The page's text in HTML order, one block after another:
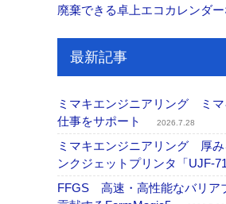
廃棄できる卓上エコカレンダ
最新記事
ミマキエンジニアリング ミマ
仕事をサポート
2026.7.28
ミマキエンジニアリング 厚
ンクジェットプリンタ「UJF-
FFGS 高速・高性能なバリア